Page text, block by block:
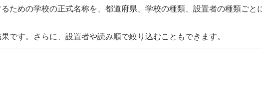
ための学校の正式名称を、都道府県、学校の種類、設置者の種類ごと
です。さらに、設置者や読み順で絞り込むこともできます。